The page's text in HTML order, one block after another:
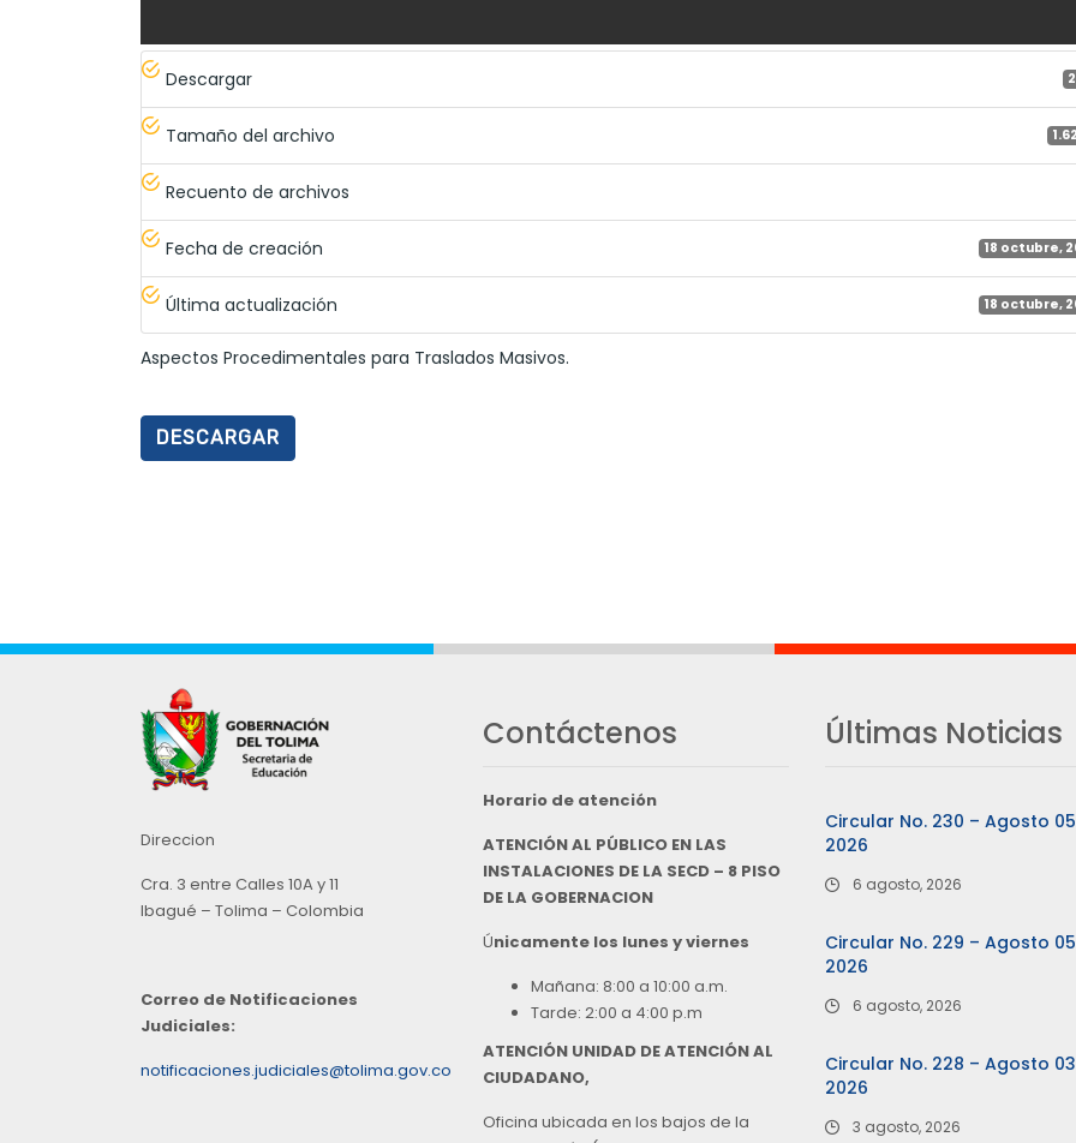
Descargar
Tamaño del archivo
Recuento de archivos
Fecha de creación 18 octubre,
Última actualización 18 octubre,
Aspectos Procedimentales para Traslados Masivos.
DESCARGAR
Direccion
Cra. 3 entre Calles 10A y 11
Ibagué – Tolima – Colombia
Correo de Notificaciones
Judiciales:
notificaciones.judiciales@tolima.gov.co
Contáctenos
Horario de atención
ATENCIÓN AL PÚBLICO EN LAS
INSTALACIONES DE LA SECD – 8 PISO
DE LA GOBERNACION
Únicamente los lunes y viernes
Mañana: 8:00 a 10:00 a.m.
Tarde: 2:00 a 4:00 p.m
ATENCIÓN UNIDAD DE ATENCIÓN AL
CIUDADANO,
Oficina ubicada en los bajos de la
Últimas Noticias
Circular No. 230 – Agosto
2026
6 agosto, 2026
Circular No. 229 – Agosto
2026
6 agosto, 2026
Circular No. 228 – Agosto
2026
3 agosto, 2026